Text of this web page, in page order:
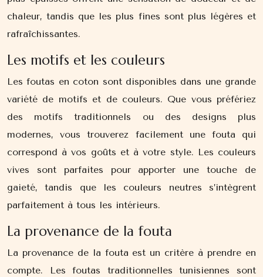
chaleur, tandis que les plus fines sont plus légères et
rafraîchissantes.
Les motifs et les couleurs
Les foutas en coton sont disponibles dans une grande
variété de motifs et de couleurs. Que vous préfériez
des motifs traditionnels ou des designs plus
modernes, vous trouverez facilement une fouta qui
correspond à vos goûts et à votre style. Les couleurs
vives sont parfaites pour apporter une touche de
gaieté, tandis que les couleurs neutres s’intègrent
parfaitement à tous les intérieurs.
La provenance de la fouta
La provenance de la fouta est un critère à prendre en
compte. Les foutas traditionnelles tunisiennes sont